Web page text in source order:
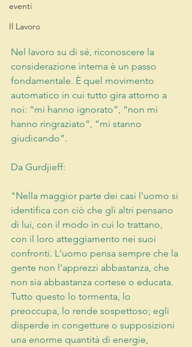
eventi
Il Lavoro
Nel lavoro su di sé, riconoscere la
considerazione interna è un passo
fondamentale. È quel movimento
automatico in cui tutto gira attorno a
noi: “mi hanno ignorato”, “non mi
hanno ringraziato”, “mi stanno
giudicando”.
Da Gurdjieff:
"Nella maggior parte dei casi l'uomo si
identifica con ciò che gli altri pensano
di lui, con il modo in cui lo trattano,
con il loro atteggiamento nei suoi
confronti. L'uomo pensa sempre che la
gente non l'apprezzi abbastanza, che
non sia abbastanza cortese o educata.
Tutto questo lo tormenta, lo
preoccupa, lo rende sospettoso; egli
disperde in congetture o supposizioni
una enorme quantità di energie,